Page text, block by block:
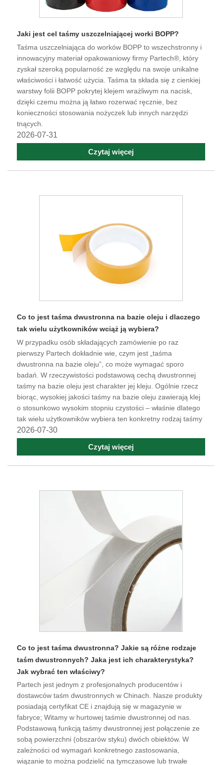
Jaki jest cel taśmy uszczelniającej worki BOPP?
Taśma uszczelniająca do worków BOPP to wszechstronny i
innowacyjny materiał opakowaniowy firmy Partech®, który
zyskał szeroką popularność ze względu na swoje unikalne
właściwości i łatwość użycia. Taśma ta składa się z cienkiej
warstwy folii BOPP pokrytej klejem wrażliwym na nacisk,
dzięki czemu można ją łatwo rozerwać ręcznie, bez
konieczności stosowania nożyczek lub innych narzędzi
tnących.
2026-07-31
Czytaj więcej
Co to jest taśma dwustronna na bazie oleju i dlaczego
tak wielu użytkowników wciąż ją wybiera?
W przypadku osób składających zamówienie po raz
pierwszy Partech dokładnie wie, czym jest „taśma
dwustronna na bazie oleju”, co może wymagać sporo
badań. W rzeczywistości podstawową cechą dwustronnej
taśmy na bazie oleju jest charakter jej kleju. Ogólnie rzecz
biorąc, wysokiej jakości taśmy na bazie oleju zawierają klej
o stosunkowo wysokim stopniu czystości – właśnie dlatego
tak wielu użytkowników wybiera ten konkretny rodzaj taśmy
2026-07-30
Czytaj więcej
Co to jest taśma dwustronna? Jakie są różne rodzaje
taśm dwustronnych? Jaka jest ich charakterystyka?
Jak wybrać ten właściwy?
Partech jest jednym z profesjonalnych producentów i
dostawców taśm dwustronnych w Chinach. Nasze produkty
posiadają certyfikat CE i znajdują się w magazynie w
fabryce; Witamy w hurtowej taśmie dwustronnej od nas.
Podstawową funkcją taśmy dwustronnej jest połączenie ze
sobą powierzchni (obszarów styku) dwóch obiektów. W
zależności od wymagań konkretnego zastosowania,
wiązanie to można podzielić na tymczasowe lub trwałe